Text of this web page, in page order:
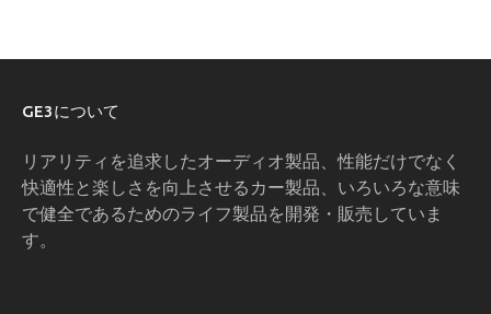
GE3について
リアリティを追求したオーディオ製品、性能だけでなく
快適性と楽しさを向上させるカー製品、いろいろな意味
で健全であるためのライフ製品を開発・販売していま
す。